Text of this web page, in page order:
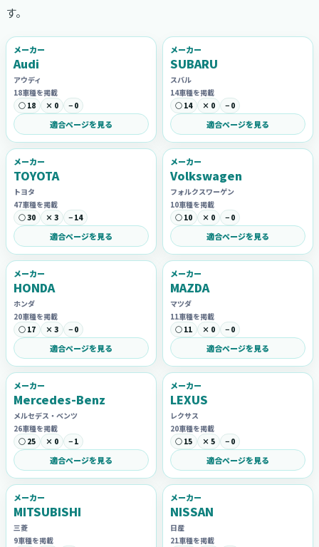
す。
メーカー
Audi
アウディ
18車種を掲載
○ 18
× 0 − 0
適合ページを見る
メーカー
SUBARU
スバル
14車種を掲載
○ 14
× 0 − 0
適合ページを見る
メーカー
TOYOTA
トヨタ
47車種を掲載
○ 30
× 3 − 14
適合ページを見る
メーカー
Volkswagen
フォルクスワーゲン
10車種を掲載
○ 10
× 0 − 0
適合ページを見る
メーカー
HONDA
ホンダ
20車種を掲載
○ 17
× 3 − 0
適合ページを見る
メーカー
MAZDA
マツダ
11車種を掲載
○ 11
× 0 − 0
適合ページを見る
メーカー
Mercedes-Benz
メルセデス・ベンツ
26車種を掲載
○ 25
× 0 − 1
適合ページを見る
メーカー
LEXUS
レクサス
20車種を掲載
○ 15
× 5 − 0
適合ページを見る
メーカー
MITSUBISHI
三菱
9車種を掲載
メーカー
NISSAN
日産
21車種を掲載